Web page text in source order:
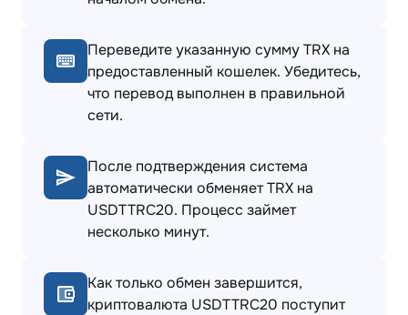
Переведите указанную сумму TRX на
предоставленный кошелек. Убедитесь,
что перевод выполнен в правильной
сети.
После подтверждения система
автоматически обменяет TRX на
USDTTRC20. Процесс займет
несколько минут.
Как только обмен завершится,
криптовалюта USDTTRC20 поступит